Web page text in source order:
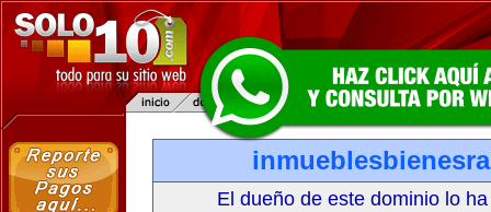
El dueño de este dominio lo